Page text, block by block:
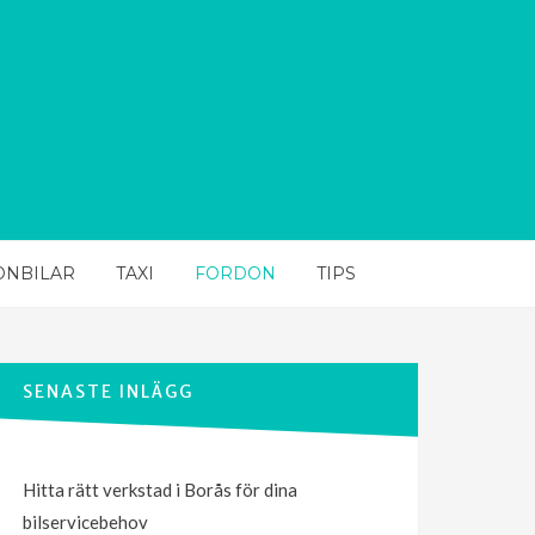
TAXI FORDON TIPS
SENASTE INLÄGG
Hitta rätt verkstad i Borås för dina
bilservicebehov